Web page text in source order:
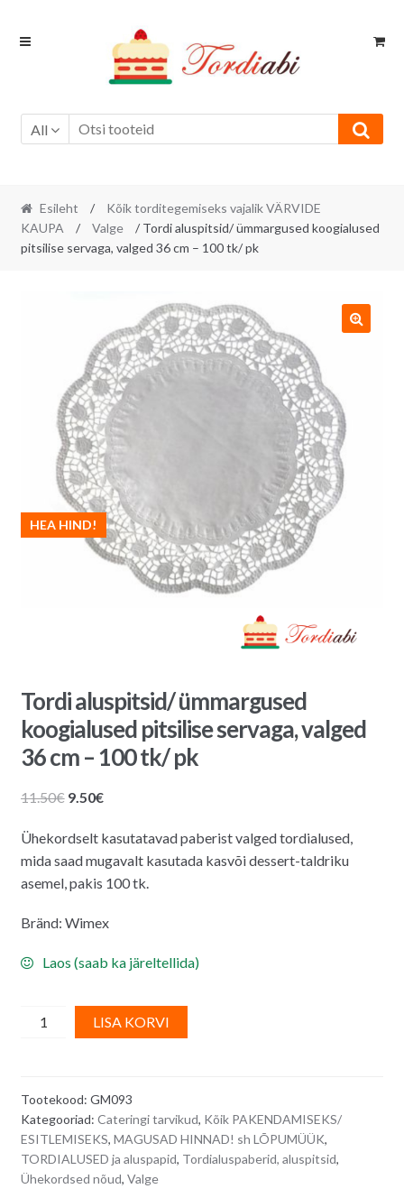
Skip
Skip
All
Esileht /
Kõik torditegemiseks vajalik VÄRVIDE
KAUPA
/ Valge
/ Tordi aluspitsid/ ümmargused koogialused
pitsilise servaga, valged 36 cm – 100 tk/ pk
HEA HIND!
Tordi aluspitsid/ ümmargused
koogialused pitsilise servaga, valged
36 cm – 100 tk/ pk
11.50€ Algne
oli:
11.50€.
9.50€Praegune
on:
9.50€.
Ühekordselt kasutatavad paberist valged tordialused,
mida saad mugavalt kasutada kasvõi dessert-taldriku
asemel, pakis 100 tk.
Bränd: Wimex
Laos (saab ka järeltellida)
Tordi
aluspitsid/
pitsilise
servaga,
valged
36
LISA KORVI
n
a
Tootekood: GM093
Kategooriad: Cateringi tarvikud, Kõik PAKENDAMISEKS/
ESITLEMISEKS, MAGUSAD HINNAD! sh LÕPUMÜÜK,
TORDIALUSED ja aluspapid, Tordialuspaberid, aluspitsid,
Ühekordsed nõud, Valge